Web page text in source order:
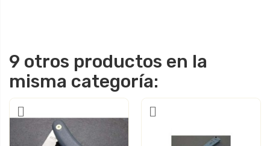
9 otros productos en la
misma categoría: